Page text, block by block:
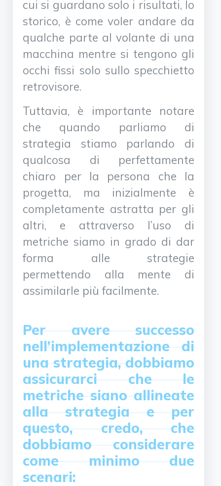
cui si guardano solo i risultati, lo
storico, è come voler andare da
qualche parte al volante di una
macchina mentre si tengono gli
occhi fissi solo sullo specchietto
retrovisore.
Tuttavia, è importante notare
che quando parliamo di
strategia stiamo parlando di
qualcosa di perfettamente
chiaro per la persona che la
progetta, ma inizialmente è
completamente astratta per gli
altri, e attraverso l’uso di
metriche siamo in grado di dar
forma alle strategie
permettendo alla mente di
assimilarle più facilmente.
Per avere successo
nell’implementazione di
una strategia, dobbiamo
assicurarci che le
metriche siano allineate
alla strategia e per
questo, credo, che
dobbiamo considerare
come minimo due
scenari: